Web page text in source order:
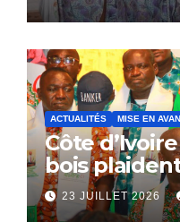
ACTUALITÉS MISE EN
Côte
bois
dialogue
23 JUILLET 2026